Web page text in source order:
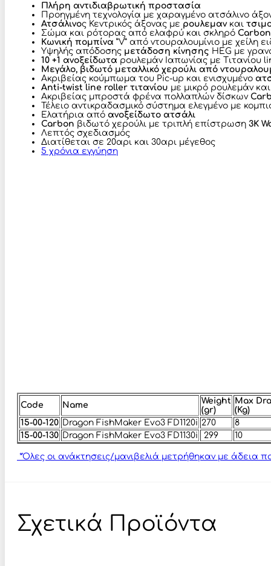
Πλήρη αντιδιαβρωτική προστασία
Προηγμένη τεχνολογία με χαραγμένο ατσάλινο
Ατσάλινος Κεντρικός άξονας με ρουλεμαν και
Σώμα και ρότορας από ελαφρύ και σκληρό Carbon
Κωνική πομπίνα ”V” από ντουραλουμίνιο με
Υψηλής απόδοσης μετάδοση κίνησης HEG με
10 +1 ανοξείδωτα ρουλεμάν Ιαπωνίας με Τιτανίου
Μεγάλο, βιδωτό μεταλλικό χερούλι από
Ακριβείας κούμπωμα του Pic-up και ενισχυμένο
Αnti-twist line roller τιτανίου με μικρό ρουλεμάν
Ακριβείας μπροστά φρένα πολλαπλών δίσκων
Τέλειο αντικραδασμικό σύστημα ελεγμένο με
Ελατήρια από ανοξείδωτο ατσάλι
Carbon βιδωτό χερούλι με τριπλή επίστρωση 3Κ
Λεπτός σχεδιασμός
Διατίθεται σε 20αρι και 30αρι μέγεθος
5 χρόνια εγγύηση
Code Name
Weight
(gr)
Max
(Kg)
15-00-120
Dragon FishMaker Evo3 FD1120i 270
8
15-00-130
Dragon FishMaker Evo3 FD1130i 299 10
*Όλες οι ανάκτησεις/μανιβελιά μετρήθηκαν με άδεια
Σχετικά Προϊόντα